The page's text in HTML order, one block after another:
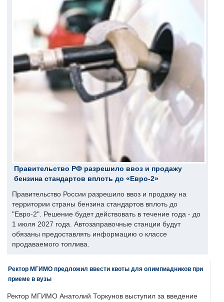
Правительство РФ разрешило ввоз и продажу
бензина стандартов вплоть до «Евро-2»
Правительство России разрешило ввоз и продажу на
территории страны бензина стандартов вплоть до
"Евро-2". Решение будет действовать в течение года - до
1 июля 2027 года. Автозаправочные станции будут
обязаны предоставлять информацию о классе
продаваемого топлива.
Ректор МГИМО предложил ввести квоты для олимпиадников при
приеме в вузы
Ректор МГИМО Анатолий Торкунов выступил за введение